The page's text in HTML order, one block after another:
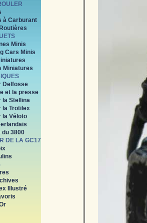
à Carburant
Minis
Cars Minis
Miniatures
Delfosse
et la presse
la Stellina
la Trotilex
la Véloto
du 3800
DE LA GC17
Illustré